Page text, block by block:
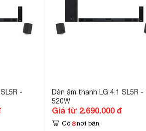
-
Dàn âm thanh LG 4.1 SL5R -
520W
Giá từ 2.690.000 đ
Có 8 nơi bán